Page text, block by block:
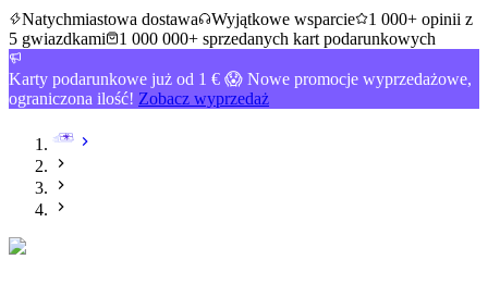
Natychmiastowa dostawa
Wyjątkowe wsparcie
1 000+ opinii z
5 gwiazdkami
1 000 000+ sprzedanych kart podarunkowych
Karty podarunkowe już od 1 € 😱 Nowe promocje wyprzedażowe,
ograniczona ilość! Zobacz wyprzedaż